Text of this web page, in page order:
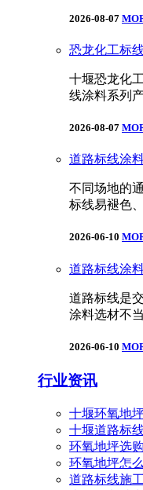
2026-08-07
恐龙化工标
十堰恐龙化
线涂料系列
2026-08-07
道路标线涂
不同场地的
标线易褪色
2026-06-10
道路标线涂
道路标线是
涂料选材不
2026-06-10
行业资讯
十堰环氧地
十堰道路标
环氧地坪选
环氧地坪怎
道路标线施